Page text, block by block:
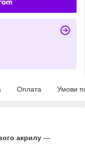
Оплата Умови
акрилу —